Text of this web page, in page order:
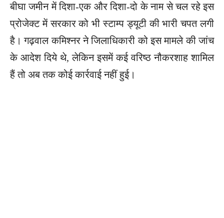
बीघा जमीन में दिशा-एक और दिशा-दो के नाम से चल रहे इस
प्रोजेक्ट में सरकार को भी स्टाम्प ड्यूटी की भारी चपत लगी
है। गढ़वाल कमिश्नर ने जिलाधिकारी को इस मामले की जांच
के आदेश दिये थे, लेकिन इसमें कई वरिष्ठ नौकरशाह शामिल
हैं तो अब तक कोई कार्रवाई नहीं हुई।